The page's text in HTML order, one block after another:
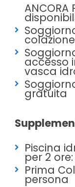
ANCORA
accesso
vasca
gratuita
Piscina
per 2
Prima
persona